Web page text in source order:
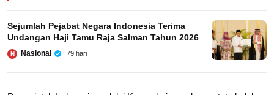
Sejumlah Pejabat Negara Indonesia Terima
Undangan Haji Tamu Raja Salman Tahun 2026
N Nasional 79 hari